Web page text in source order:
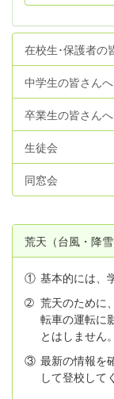
在校生･保護者の
中学生の皆さんへ
卒業生の皆さんへ
生徒会
同窓会
荒天（台風・降
① 基本的には、
➁ 荒天のために
転車の運転に
とはしません。
③ 最新の情報を
して登校して